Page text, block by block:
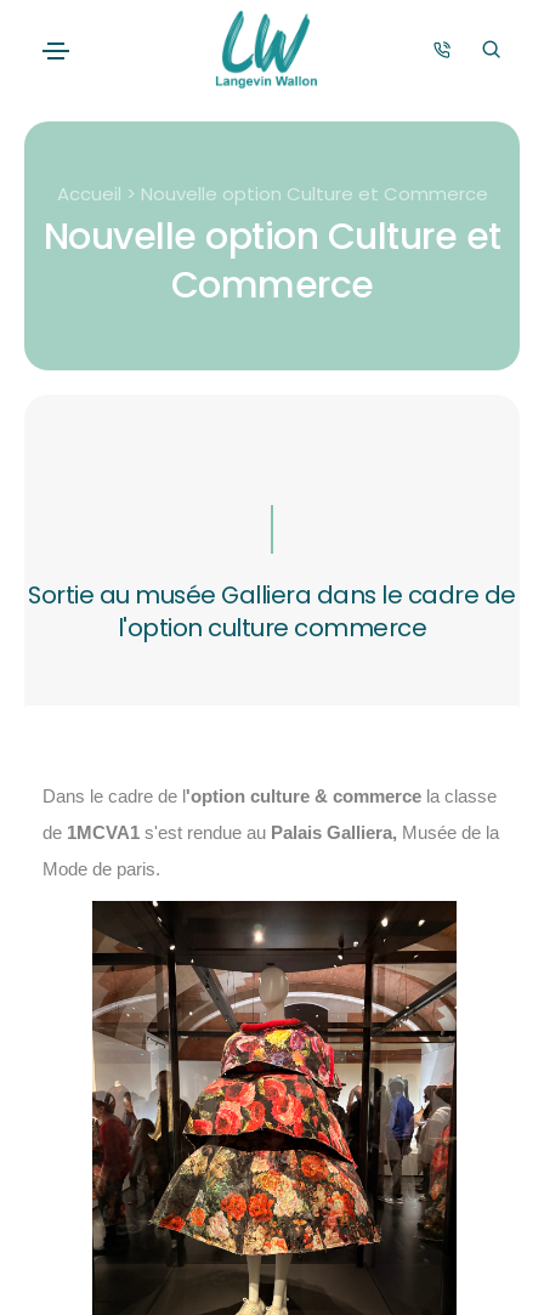
Accueil > Nouvelle option Culture et Commerce
Nouvelle option Culture et
Commerce
Sortie au musée Galliera dans le cadre de
l'option culture commerce
Dans le cadre de l 'option culture & commerce la classe
de 1MCVA1 s'est rendue au Palais Galliera, Musée de la
Mode de paris.